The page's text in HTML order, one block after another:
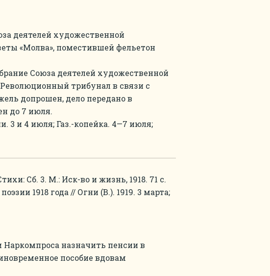
деятелей художественной
«Молва», поместившей фельетон
Союза деятелей художественной
трибунал в связи с
допрошен, дело передано в
до 7 июля.
3 и 4 июля; Газ.-копейка. 4—7 июля;
Сб. 3. М.: Иск-во и жизнь, 1918. 71 с.
1918 года // Огни (В.). 1919. 3 марта;
назначить пенсии в
пособие вдовам